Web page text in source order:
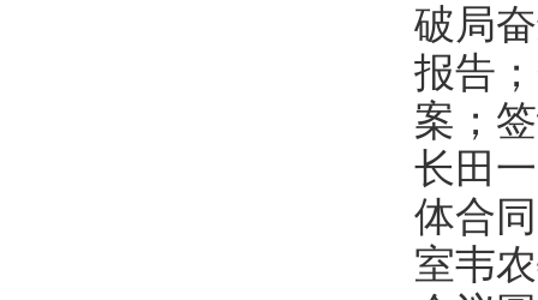
破局
报告
案；
长田
体合
室韦